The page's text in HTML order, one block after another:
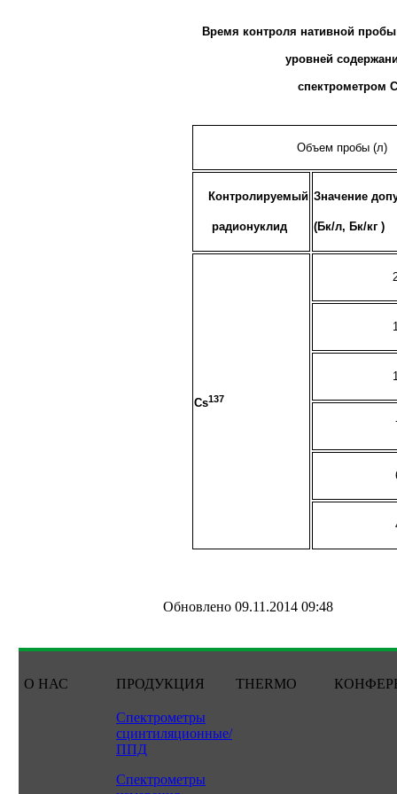
Время контроля нативной
уровней
спектрометром
Объем пробы (л)
Контролируемый
радионуклид
Значение
(Бк/л, Бк/кг )
Cs137
Обновлено 09.11.2014 09:48
О НАС ПРОДУКЦИЯ THERMO
Спектрометры
сцинтиляционные/
ППД
Спектрометры